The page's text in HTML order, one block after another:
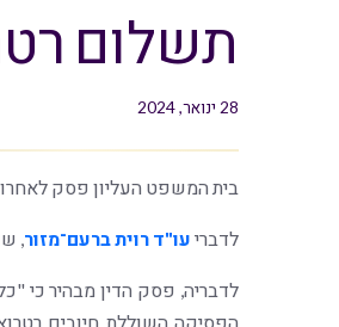
תשלום
28 ינואר, 2024
בית המשפט העליון פסק לאחרונה כי מפעל שלא שילם
לדברי עו"ד רוית ברעם־מזור ,
לדבריה, פסק הדין מבהיר כי
הפסיקה השוללת חיובים